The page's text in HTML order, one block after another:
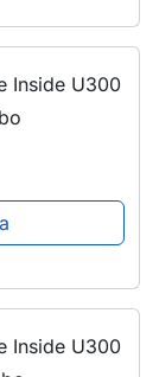
Inside U300
Inside U300